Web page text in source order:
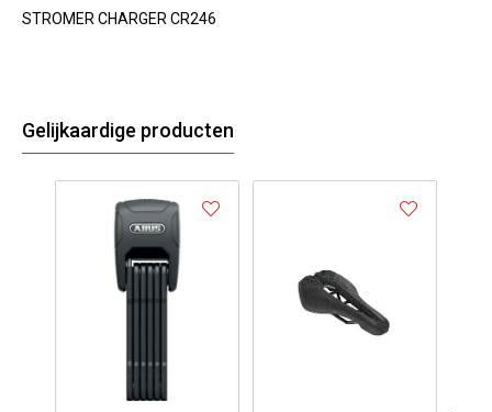
STROMER CHARGER CR246
Gelijkaardige producten